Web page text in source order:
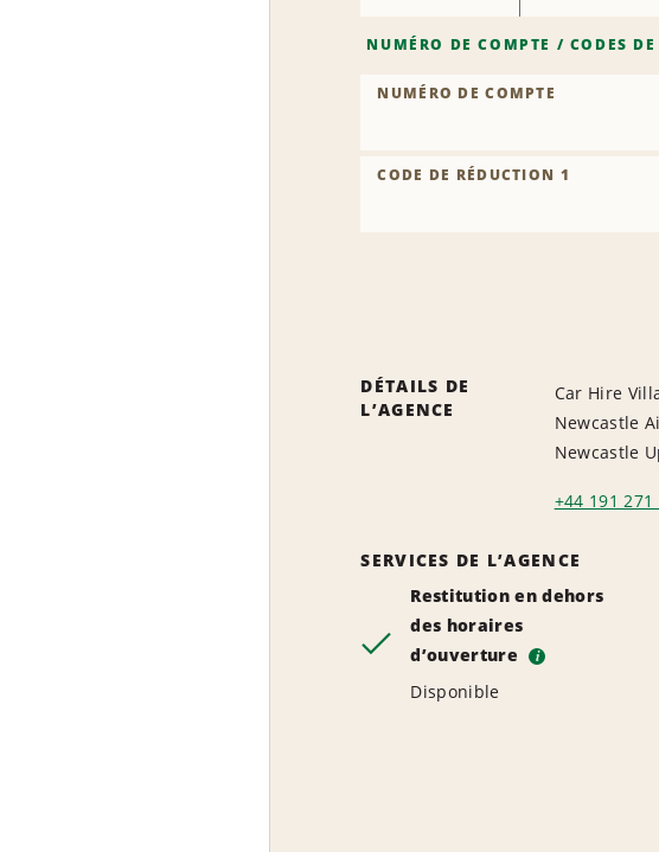
NUMÉRO DE COMPTE / CODES
NUMÉRO DE COMPTE
CODE DE RÉDUCTION 1
DÉTAILS DE
L’AGENCE
Car Hire
Newcastle
Newcastle
+44 191 271
SERVICES DE L’AGENCE
Restitution en dehors
des horaires
d’ouverture
i
Disponible